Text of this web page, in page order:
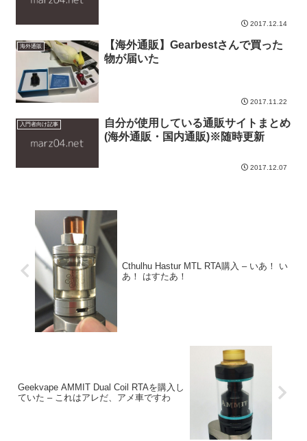
2017.12.14
海外通販
【海外通販】Gearbestさんで買った
物が届いた
2017.11.22
入門者向け記事
自分が使用している通販サイトまとめ
(海外通販・国内通販)※随時更新
2017.12.07
Cthulhu Hastur MTL RTA購入 – いあ！ い
あ！ はすたあ！
Geekvape AMMIT Dual Coil RTAを購入し
ていた – これはアレだ、アメ車ですわ